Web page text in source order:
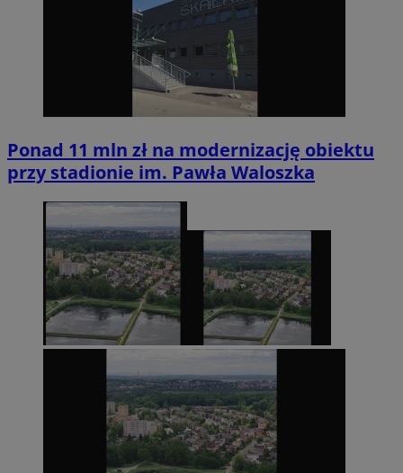
Ponad 11 mln zł na modernizację obiektu
przy stadionie im. Pawła Waloszka